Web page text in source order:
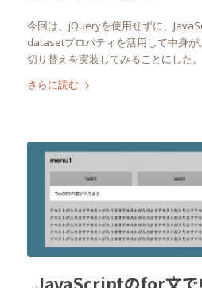
今回は、jQueryを使用せずに、
datasetプロパティを活用して中身
切り替えを実装してみることにした。
さらに読む
JavaScriptのfor文で